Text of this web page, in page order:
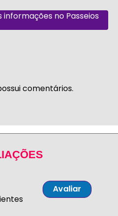
informações no Passeios
comentários.
Avaliar